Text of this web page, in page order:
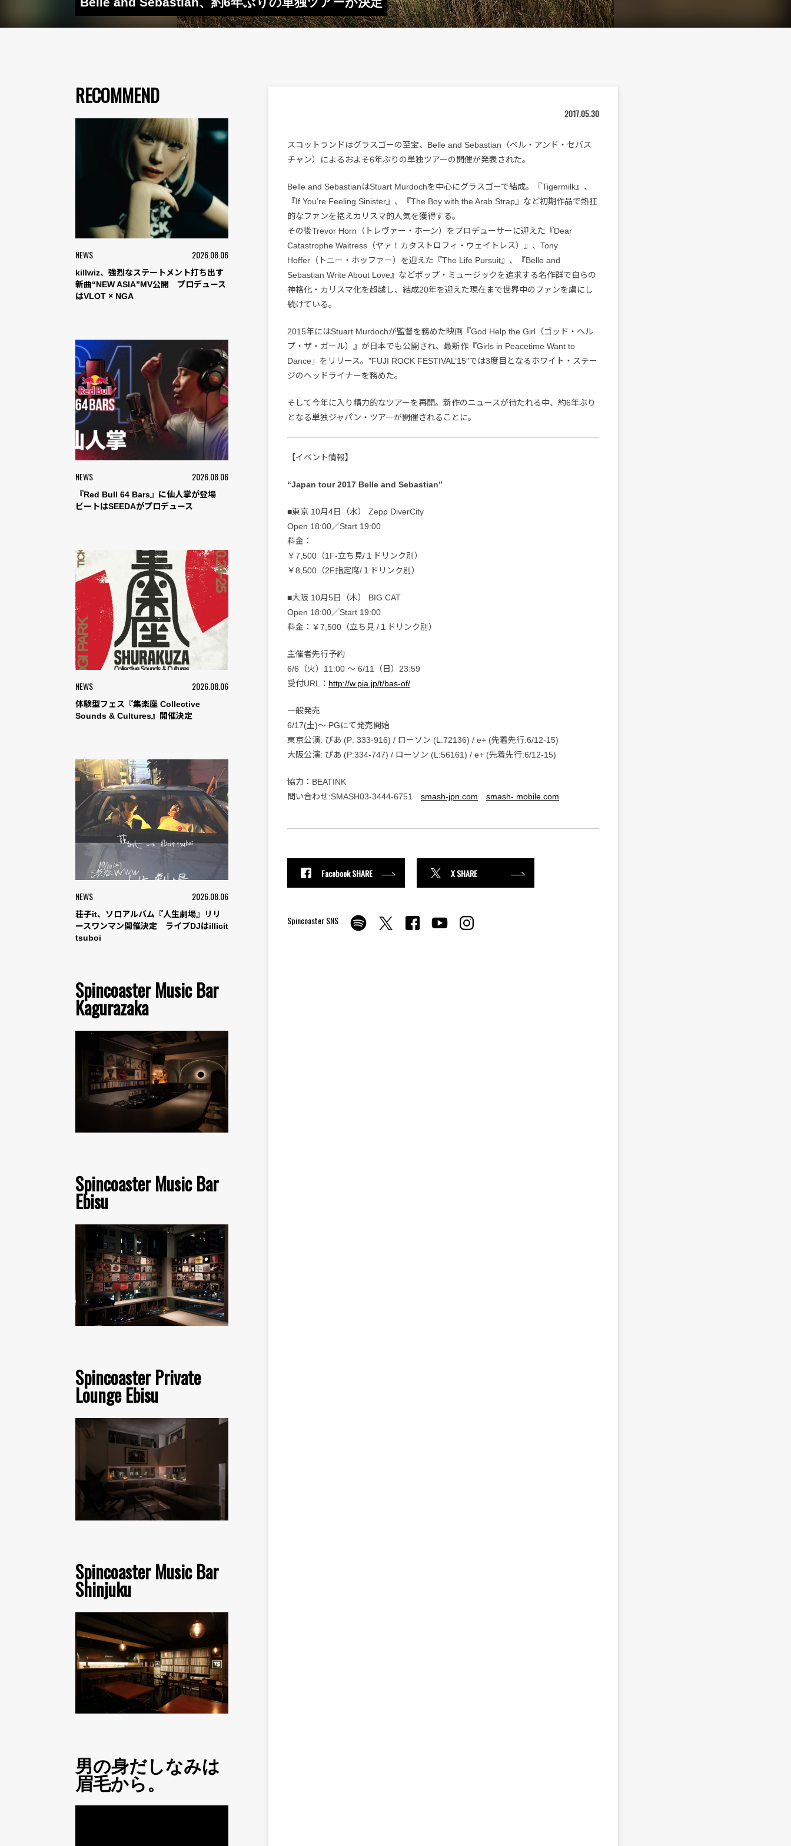
RECOMMEND
NEWS 2026.08.06
killwiz、強烈なステートメント打ち出す
新曲“NEW ASIA”MV公開 プロデュース
はVLOT × NGA
NEWS 2026.08.06
『Red Bull 64 Bars』に仙人掌が登場
ビートはSEEDAがプロデュース
NEWS 2026.08.06
体験型フェス『集楽座 Collective
Sounds & Cultures』開催決定
NEWS 2026.08.06
荘子it、ソロアルバム『人生劇場』リリ
ースワンマン開催決定 ライブDJはillicit
tsuboi
Spincoaster Music Bar
Kagurazaka
Spincoaster Music Bar
Ebisu
Spincoaster Private
Lounge Ebisu
Spincoaster Music Bar
Shinjuku
男の身だしなみは
眉毛から。
2017.05.30
スコットランドはグラスゴーの至宝、Belle and Sebastian（ベル・アンド・セバス
チャン）によるおよそ6年ぶりの単独ツアーの開催が発表された。
Belle and SebastianはStuart Murdochを中心にグラスゴーで結成。『Tigermilk』、
『If You’re Feeling Sinister』、『The Boy with the Arab Strap』など初期作品で熱狂
的なファンを抱えカリスマ的人気を獲得する。
その後Trevor Horn（トレヴァー・ホーン）をプロデューサーに迎えた『Dear
Catastrophe Waitress（ヤァ！カタストロフィ・ウェイトレス）』、Tony
Hoffer（トニー・ホッファー）を迎えた『The Life Pursuit』、『Belle and
Sebastian Write About Love』などポップ・ミュージックを追求する名作群で自らの
神格化・カリスマ化を超越し、結成20年を迎えた現在まで世界中のファンを虜にし
続けている。
2015年にはStuart Murdochが監督を務めた映画『God Help the Girl（ゴッド・ヘル
プ・ザ・ガール）』が日本でも公開され、最新作『Girls in Peacetime Want to
Dance」をリリース。”FUJI ROCK FESTIVAL’15″では3度目となるホワイト・ステー
ジのヘッドライナーを務めた。
そして今年に入り精力的なツアーを再開。新作のニュースが待たれる中、約6年ぶり
となる単独ジャパン・ツアーが開催されることに。
【イベント情報】
“Japan tour 2017 Belle and Sebastian”
■東京 10月4日（水） Zepp DiverCity
Open 18:00／Start 19:00
料金：
￥7,500（1F-立ち見/１ドリンク別）
￥8,500（2F指定席/１ドリンク別）
■大阪 10月5日（木） BIG CAT
Open 18:00／Start 19:00
料金：￥7,500（立ち見 /１ドリンク別）
主催者先行予約
6/6（火）11:00 ～ 6/11（日）23:59
受付URL： http://w.pia.jp/t/bas-of/
一般発売
6/17(土)～ PGにて発売開始
東京公演: ぴあ (P: 333-916) / ローソン (L:72136) / e+ (先着先行:6/12-15)
大阪公演: ぴあ (P:334-747) / ローソン (L:56161) / e+ (先着先行:6/12-15)
協力：BEATINK
問い合わせ:SMASH03-3444-6751 smash-jpn.com smash- mobile.com
Facebook SHARE X SHARE
Spincoaster SNS